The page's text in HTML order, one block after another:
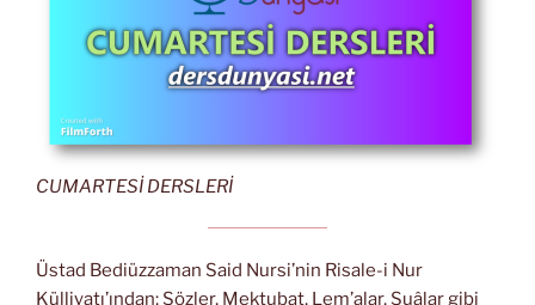
CUMARTESİ DERSLERİ
Üstad Bediüzzaman Said Nursi’nin Risale-i Nur
Külliyatı’ından; Sözler, Mektubat, Lem’alar, Şuâlar gibi